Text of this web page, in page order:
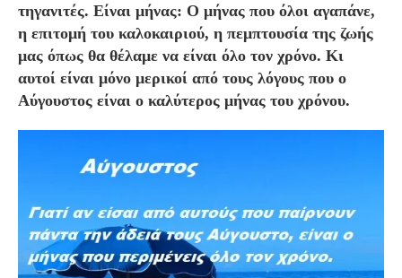
τηγανιτές. Είναι μήνας: Ο μήνας που όλοι αγαπάνε,
η επιτομή του καλοκαιριού, η πεμπτουσία της ζωής
μας όπως θα θέλαμε να είναι όλο τον χρόνο. Κι
αυτοί είναι μόνο μερικοί από τους λόγους που ο
Αύγουστος είναι ο καλύτερος μήνας του χρόνου.